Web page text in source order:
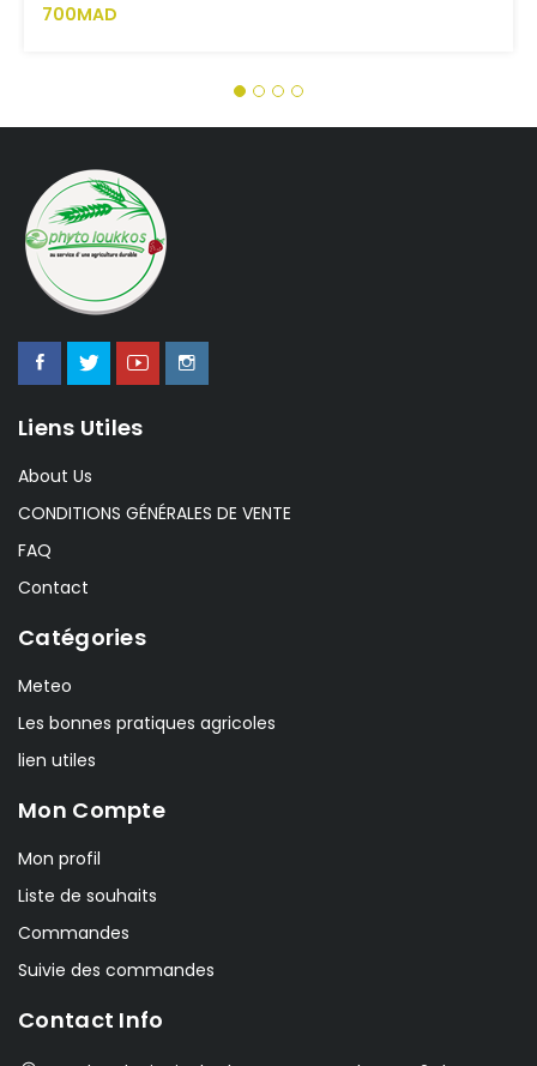
700MAD
Liens Utiles
About Us
CONDITIONS GÉNÉRALES DE VENTE
FAQ
Contact
Catégories
Meteo
Les bonnes pratiques agricoles
lien utiles
Mon Compte
Mon profil
Liste de souhaits
Commandes
Suivie des commandes
Contact Info